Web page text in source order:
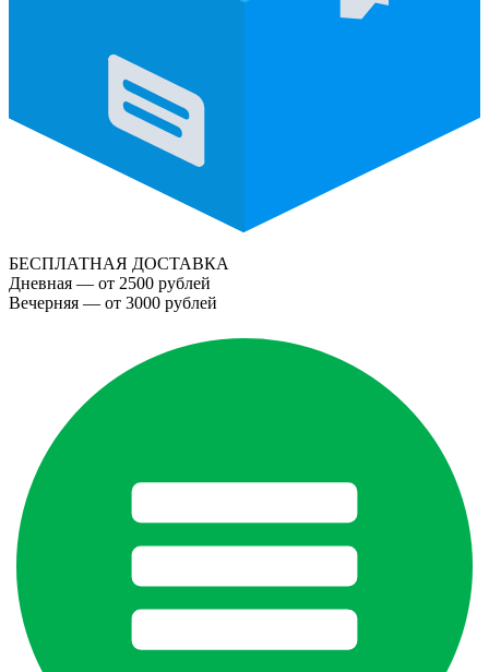
БЕСПЛАТНАЯ ДОСТАВКА
Дневная — от 2500 рублей
Вечерняя — от 3000 рублей